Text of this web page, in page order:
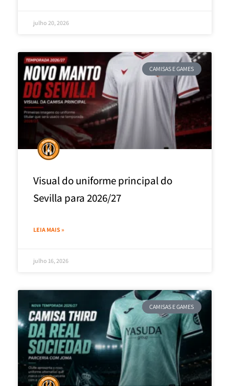
julho 20, 2026
CAMISAS E GAMES
Visual do uniforme principal do
Sevilla para 2026/27
LEIA MAIS »
julho 16, 2026
CAMISAS E GAMES